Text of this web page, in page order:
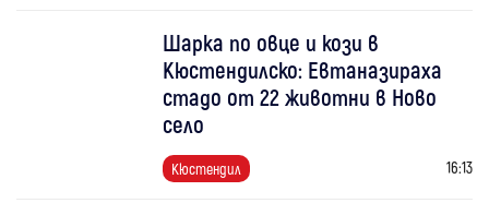
Шарка по овце и кози в
Кюстендилско: Евтаназираха
стадо от 22 животни в Ново
село
Кюстендил 16:13